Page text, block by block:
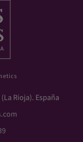
Rioja). España